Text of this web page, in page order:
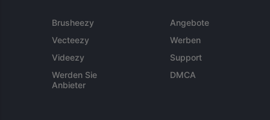
Brusheezy
Vecteezy
Videezy
Werden Sie
Anbieter
Angebote
Werben
Support
DMCA